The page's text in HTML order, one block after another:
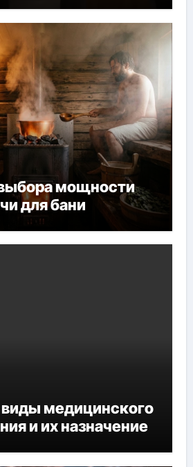
мощности
для бани
медицинского
и их назначение